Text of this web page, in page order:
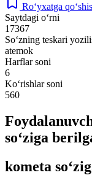
Ro‘yxatga
Saytdagi o‘rni
17367
So‘zning teskari
atemok
Harflar soni
6
Ko‘rishlar soni
560
so‘ziga
kometa